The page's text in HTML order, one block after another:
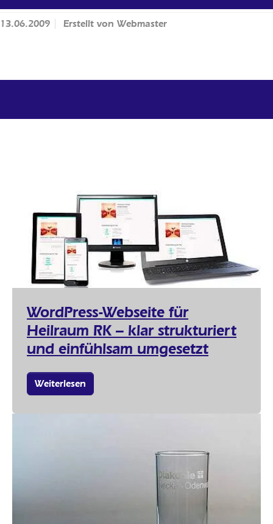
13.06.2009 Erstellt von Webmaster
WordPress-Webseite für
Heilraum RK – klar strukturiert
und einfühlsam umgesetzt
Weiterlesen